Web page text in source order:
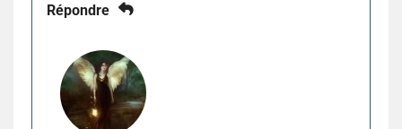
Répondre